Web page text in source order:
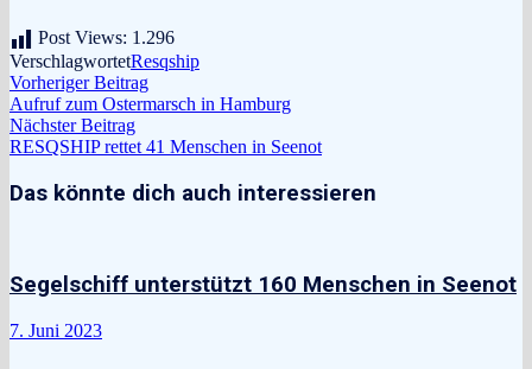
Post Views: 1.296
VerschlagwortetResqship
Beitragsnavigation
Vorheriger BeitragVorheriger
Beitrag:
Aufruf zum Ostermarsch in Hamburg
Nächster BeitragNächster
Beitrag:
RESQSHIP rettet 41 Menschen in Seenot
Das könnte dich auch interessieren
Segelschiff unterstützt 160 Menschen in Seenot
7. Juni 2023